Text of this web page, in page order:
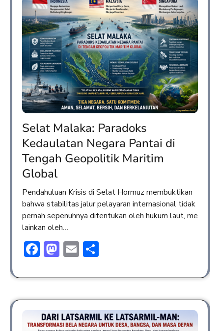
Selat Malaka: Paradoks
Kedaulatan Negara Pantai di
Tengah Geopolitik Maritim
Global
Pendahuluan Krisis di Selat Hormuz membuktikan
bahwa stabilitas jalur pelayaran internasional tidak
pernah sepenuhnya ditentukan oleh hukum laut, me
lainkan oleh…
Facebook
Mastodon
Email